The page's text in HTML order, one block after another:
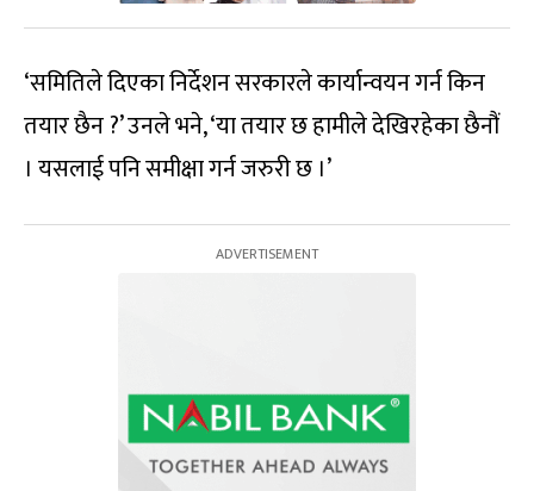
‘समितिले दिएका निर्देशन सरकारले कार्यान्वयन गर्न किन
तयार छैन ?’ उनले भने, ‘या तयार छ हामीले देखिरहेका छैनौं
। यसलाई पनि समीक्षा गर्न जरुरी छ ।’